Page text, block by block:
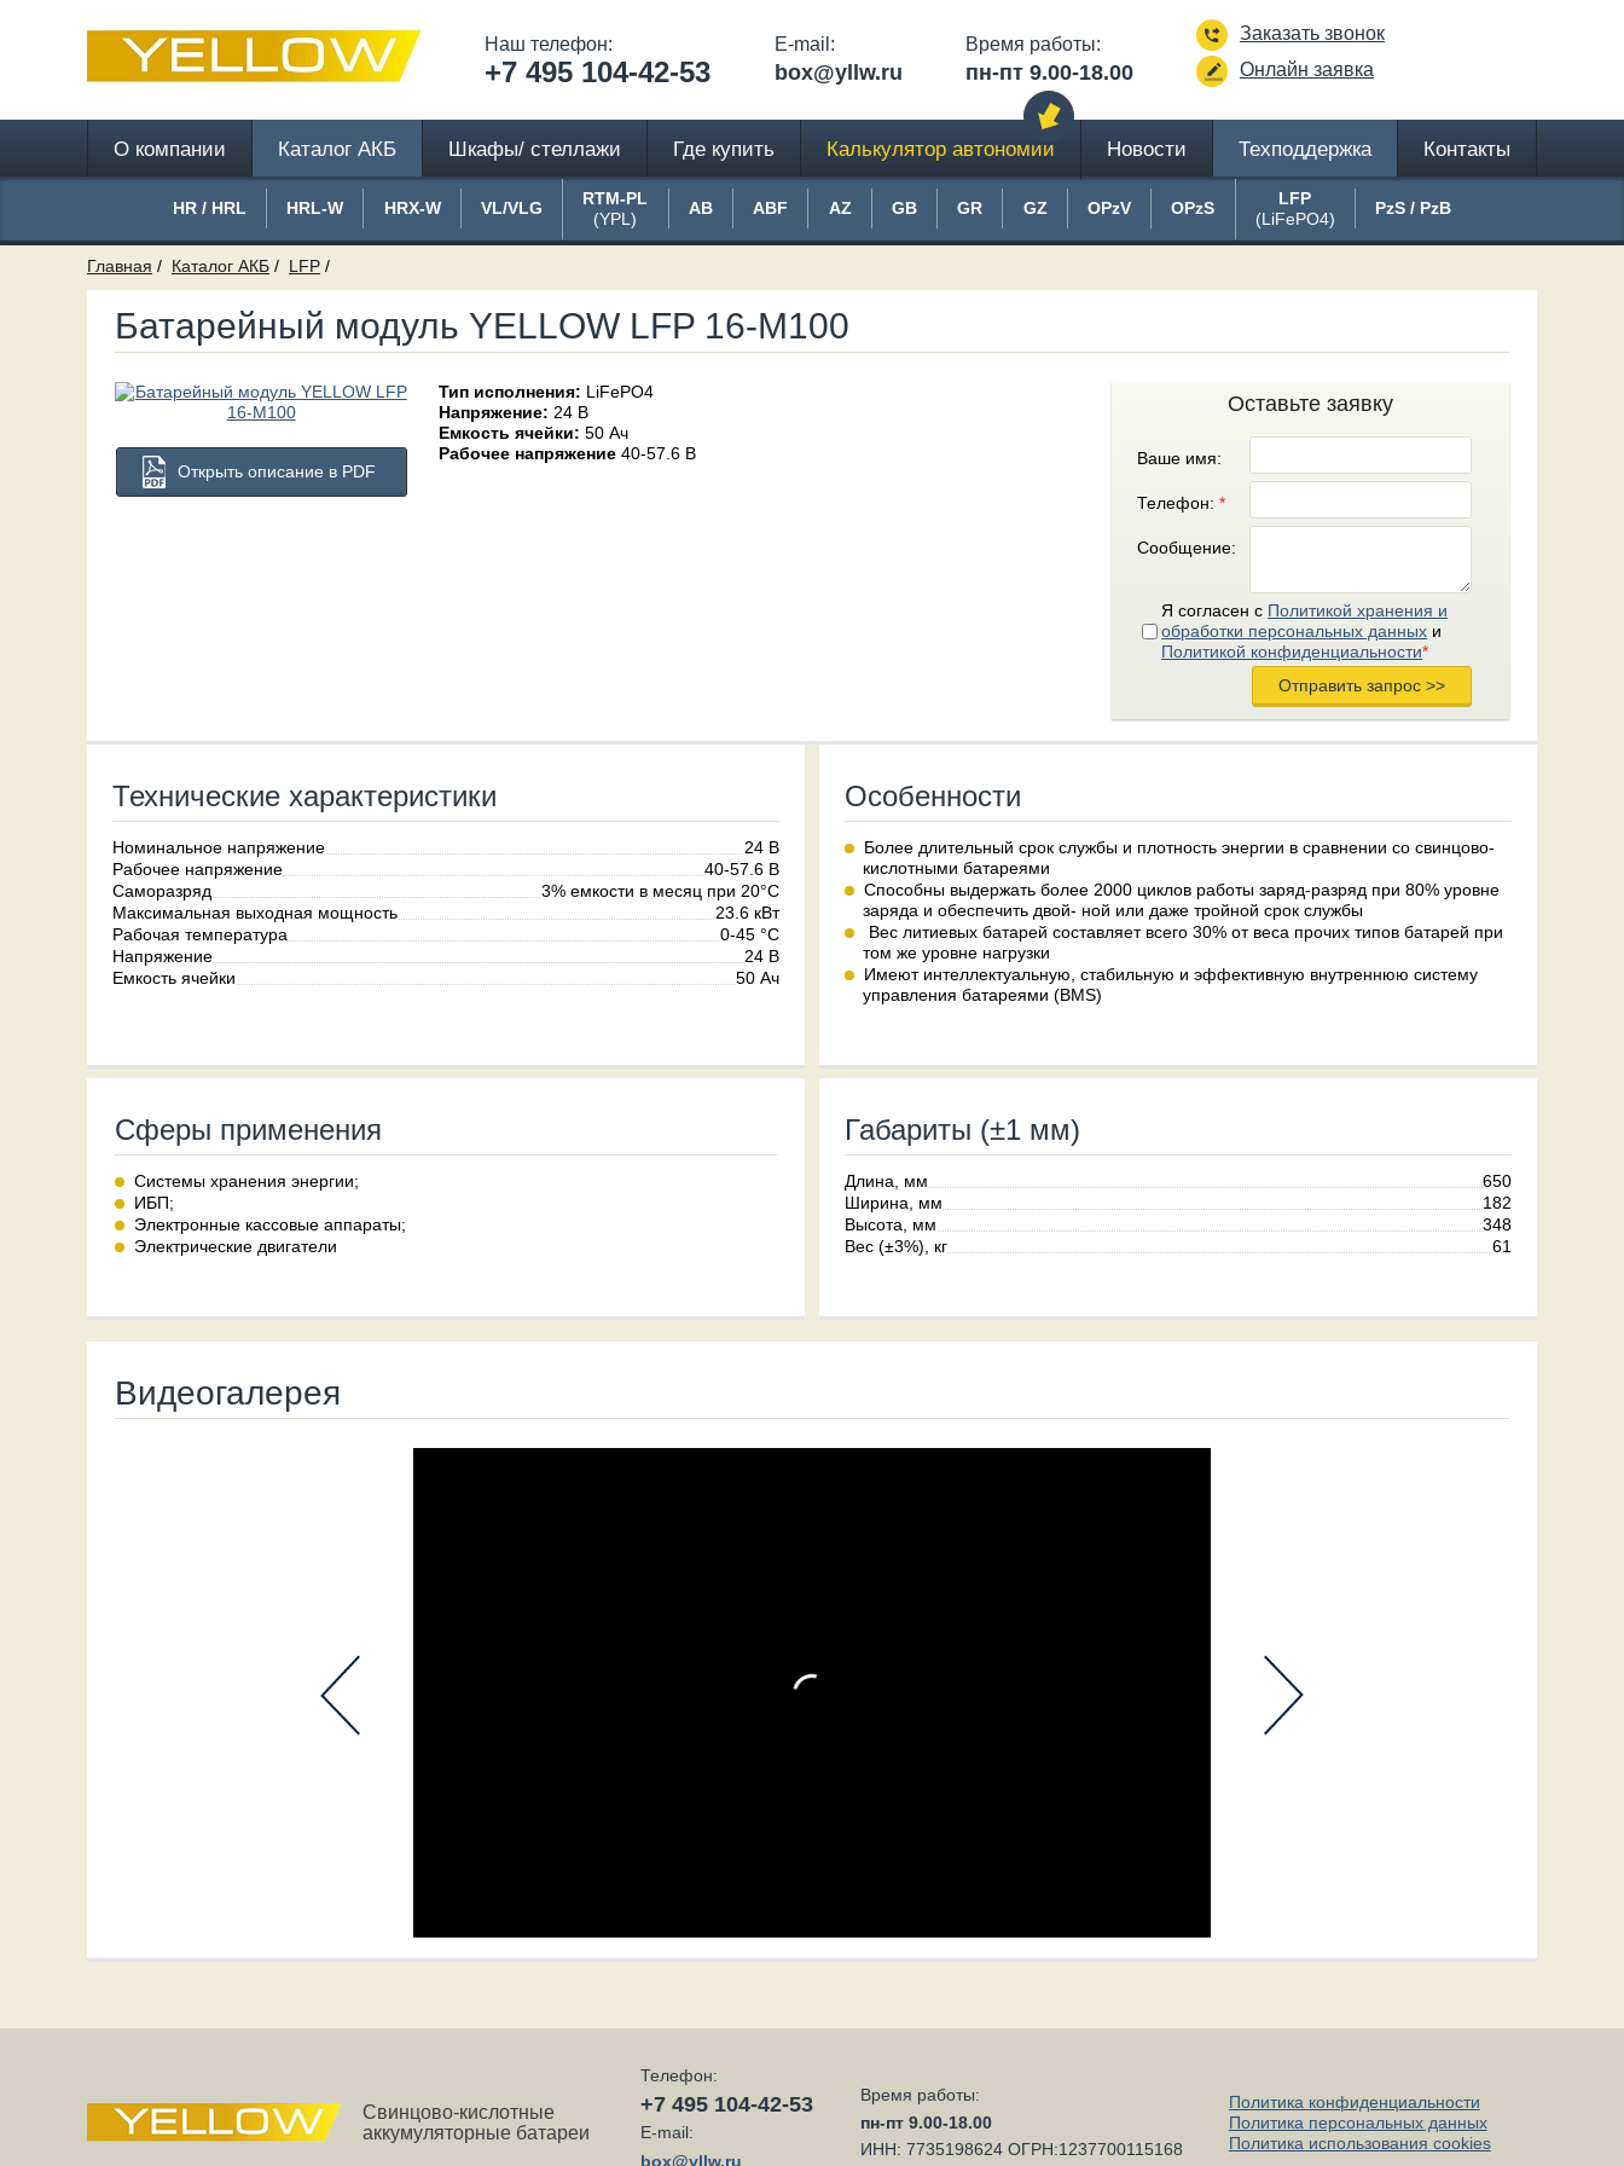
Наш телефон:
+7 495 104-42-53
E-mail:
box@yllw.ru
Время работы:
пн-пт 9.00-18.00
Заказать звонок
Онлайн заявка
О компании Каталог АКБ
HR / HRL HRL-W HRX-W VL/VLG
RTM-PL
(YPL)
AB ABF AZ GB GR GZ OPzV OPzS
LFP
(LiFePO4)
PzS / PzB
Шкафы/ стеллажи Где купить Калькулятор автономии Новости Техподдержка Контакты
Главная Каталог АКБ LFP
Батарейный модуль YELLOW LFP 16-M100
Открыть описание в PDF
Тип исполнения: LiFePO4
Напряжение: 24 В
Емкость ячейки: 50 Ач
Рабочее напряжение 40-57.6 В
Оставьте заявку
Ваше имя:
Телефон:*
Сообщение:
Я согласен с Политикой хранения и
обработки персональных данных и
Политикой конфиденциальности*
Технические характеристики
Номинальное напряжение
24 В
Рабочее напряжение
40-57.6 В
Саморазряд
3% емкости в месяц при 20°C
Максимальная выходная мощность
23.6 кВт
Рабочая температура
0-45 °C
Напряжение
24 В
Емкость ячейки
50 Ач
Особенности
Более длительный срок службы и плотность энергии в сравнении со свинцово-
кислотными батареями
Способны выдержать более 2000 циклов работы заряд-разряд при 80% уровне
заряда и обеспечить двой- ной или даже тройной срок службы
Вес литиевых батарей составляет всего 30% от веса прочих типов батарей при
том же уровне нагрузки
Имеют интеллектуальную, стабильную и эффективную внутреннюю систему
управления батареями (BMS)
Сферы применения
Системы хранения энергии;
ИБП;
Электронные кассовые аппараты;
Электрические двигатели
Габариты (±1 мм)
Длина, мм
650
Ширина, мм
182
Высота, мм
348
Вес (±3%), кг
61
Видеогалерея
Свинцово-кислотные
аккумуляторные батареи
Телефон:
+7 495 104-42-53
E-mail:
box@yllw.ru
Время работы:
пн-пт 9.00-18.00
ИНН: 7735198624 ОГРН:1237700115168
Политика конфиденциальности
Политика персональных данных
Политика использования cookies